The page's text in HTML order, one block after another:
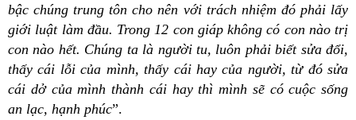
bậc chúng trung tôn cho nên với trách nhiệm đó phải lấy
giới luật làm đầu. Trong 12 con giáp không có con nào trị
con nào hết. Chúng ta là người tu, luôn phải biết sửa đổi,
thấy cái lỗi của mình, thấy cái hay của người, từ đó sửa
cái dở của mình thành cái hay thì mình sẽ có cuộc sống
an lạc, hạnh phúc”.